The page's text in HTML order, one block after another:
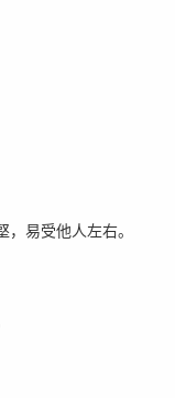
易受他人左右。